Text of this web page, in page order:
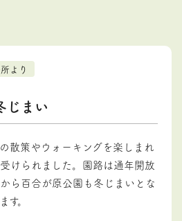
より
じまい
散策やウォーキングを楽しまれ
けられました。園路は通年開放
ら百合が原公園も冬じまいとな
。